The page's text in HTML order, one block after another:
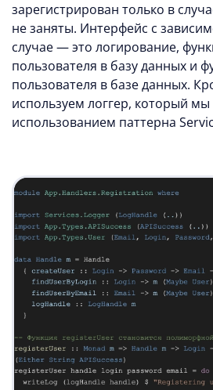
зарегистрирован только в
не заняты. Интерфейс с
случае — это логирование,
пользователя в базу данных и
пользователя в базе данных.
используем логгер, который
использованием паттерна